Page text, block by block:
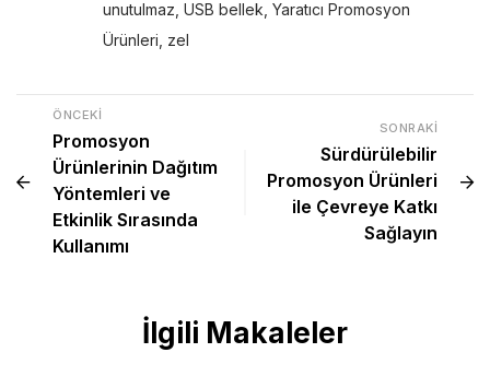
unutulmaz USB bellek Yaratıcı Promosyon
Ürünleri zel
ÖNCEKI
Promosyon
Ürünlerinin Dağıtım
Yöntemleri ve
Etkinlik Sırasında
Kullanımı
SONRAKI
Sürdürülebilir
Promosyon Ürünleri
ile Çevreye Katkı
Sağlayın
İlgili Makaleler